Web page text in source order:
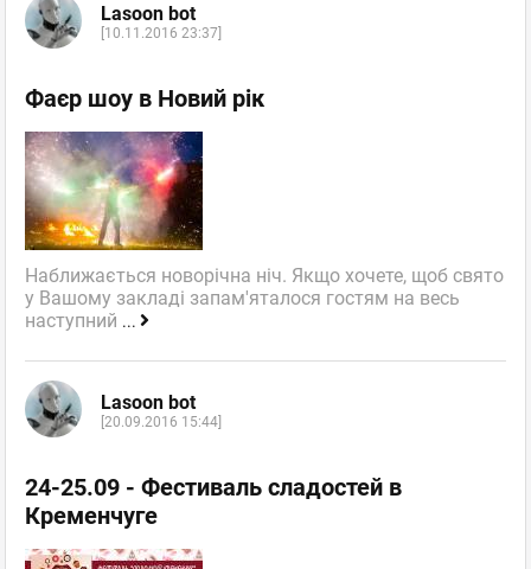
Lasoon bot
[10.11.2016 23:37]
Фаєр шоу в Новий рік
Наближається новорічна ніч. Якщо хочете, щоб свято
у Вашому закладі запам'яталося гостям на весь
наступний ...
Lasoon bot
[20.09.2016 15:44]
24-25.09 - Фестиваль сладостей в
Кременчуге